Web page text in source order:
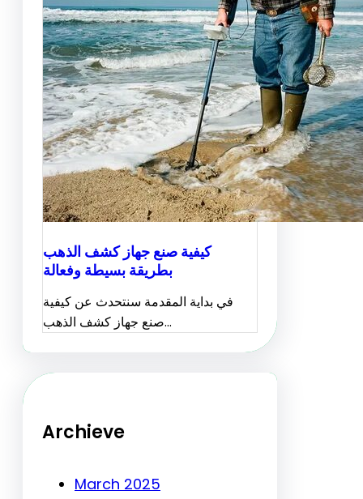
كيفية صنع جهاز كشف الذهب
بطريقة بسيطة وفعالة
في بداية المقدمة سنتحدث عن كيفية
صنع جهاز كشف الذهب…
Archieve
March 2025